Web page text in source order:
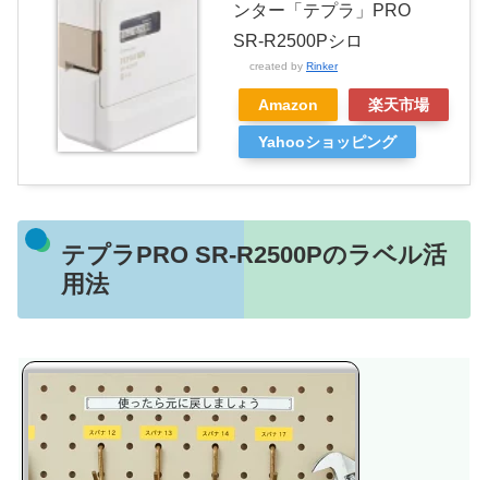
ンター「テプラ」PRO
SR-R2500Pシロ
created by Rinker
Amazon 楽天市場
Yahooショッピング
テプラPRO SR-R2500Pのラベル活
用法